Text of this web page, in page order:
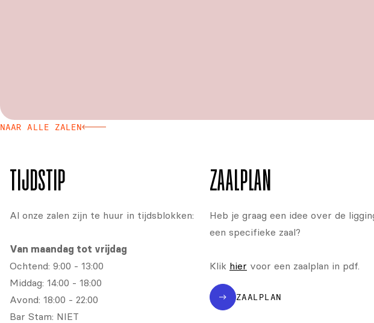
NAAR ALLE ZALEN
TIJDSTIP
Al onze zalen zijn te huur in tijdsblokken:
Van maandag tot vrijdag
Ochtend: 9:00 - 13:00
Middag: 14:00 - 18:00
Avond: 18:00 - 22:00
Bar Stam: NIET
ZAALPLAN
Heb je graag een idee over de
een specifieke zaal?
Klik hier voor een zaalplan in pdf.
ZAALPLAN